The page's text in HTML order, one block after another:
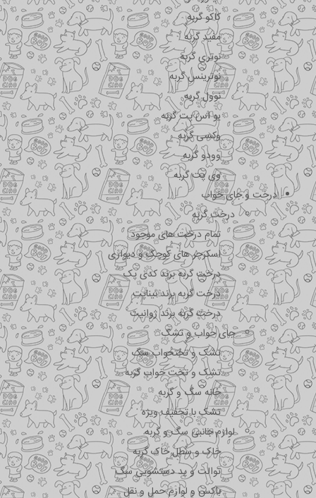
کاکو گربه
مفید گربه
نوتری گربه
نوترینس گربه
نوول گربه
یو اس پت گربه
وکسی گربه
وودو گربه
وی پت گربه
درخت و جای خواب
درخت گربه
تمام درخت های موجود
اسکرچر های کوچک و دیواری
درخت گربه برند کدی پک
درخت گربه برند نیناپت
درخت گربه برند ژوانیت
جای خواب و تشک
تشک و تختحواب سگ
تشک و تخت خواب گربه
خانه سگ و گربه
تشک با تخفیف ویژه
لوازم جانبی سگ و گربه
خاک و سطل خاک گربه
توالت و پد دستشویی سگ
باکس و لوازم حمل و نقل